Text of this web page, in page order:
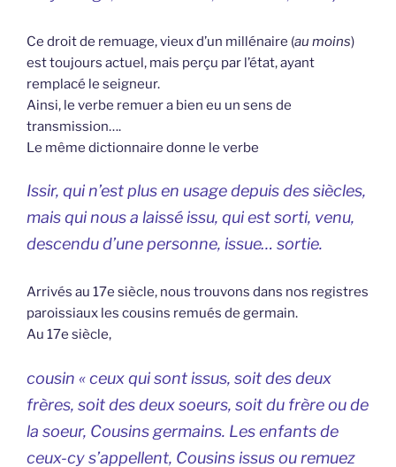
Ce droit de remuage, vieux d’un millénaire (au moins)
est toujours actuel, mais perçu par l’état, ayant
remplacé le seigneur.
Ainsi, le verbe remuer a bien eu un sens de
transmission….
Le même dictionnaire donne le verbe
Issir, qui n’est plus en usage depuis des siècles,
mais qui nous a laissé issu, qui est sorti, venu,
descendu d’une personne, issue… sortie.
Arrivés au 17e siècle, nous trouvons dans nos registres
paroissiaux les cousins remués de germain.
Au 17e siècle,
cousin « ceux qui sont issus, soit des deux
frères, soit des deux soeurs, soit du frère ou de
la soeur, Cousins germains. Les enfants de
ceux-cy s’appellent, Cousins issus ou remuez